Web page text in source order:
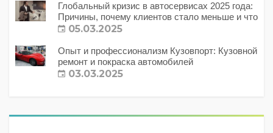
Глобальный кризис в автосервисах 2025 года:
Причины, почему клиентов стало меньше и что
с этим делать?
05.03.2025
Опыт и профессионализм Кузовпорт: Кузовной
ремонт и покраска автомобилей
03.03.2025